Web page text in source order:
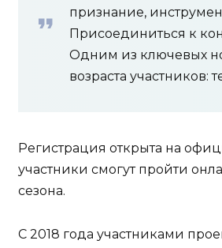
признание,
Присоединиться к
Одним из ключевых
возраста участников:
Регистрация открыта на
участники смогут пройти
сезона.
С 2018 года участниками